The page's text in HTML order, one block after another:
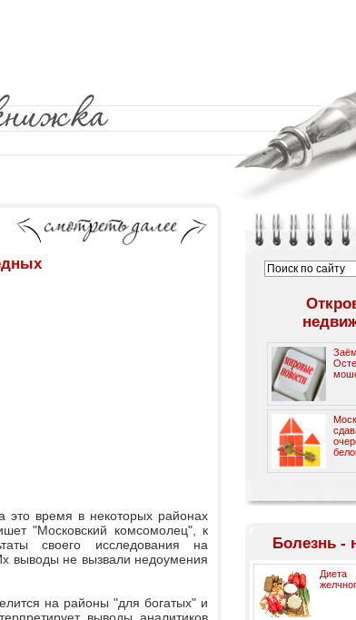
это время в некоторых районах
"Московский комсомолец", к
своего исследования на
выводы не вызвали недоумения
на районы "для богатых" и
Болезнь -